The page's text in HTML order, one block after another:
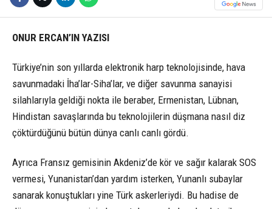
ONUR ERCAN’IN YAZISI
Türkiye’nin son yıllarda elektronik harp teknolojisinde, hava
savunmadaki İha’lar-Siha’lar, ve diğer savunma sanayisi
silahlarıyla geldiği nokta ile beraber, Ermenistan, Lübnan,
Hindistan savaşlarında bu teknolojilerin düşmana nasıl diz
çöktürdüğünü bütün dünya canlı canlı gördü.
Ayrıca Fransız gemisinin Akdeniz’de kör ve sağır kalarak SOS
vermesi, Yunanistan’dan yardım isterken, Yunanlı subaylar
sanarak konuştukları yine Türk askerleriydi. Bu hadise de